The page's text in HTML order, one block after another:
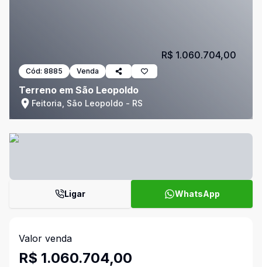
Cód: 8885 Venda
Terreno em São Leopoldo
Feitoria, São Leopoldo - RS
R$ 1.060.704,00
Ligar WhatsApp
Valor venda
R$ 1.060.704,00